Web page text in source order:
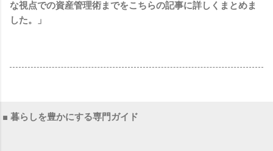
な視点での資産管理術までをこちらの記事に詳しくまとめま
した。」
■ 暮らしを豊かにする専門ガイド